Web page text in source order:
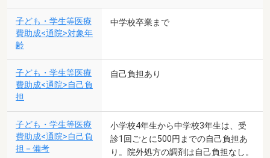
子ども・学生等医療
費助成<通院>対象年
齢
中学校卒業まで
子ども・学生等医療
費助成<通院>自己負
担
自己負担あり
子ども・学生等医療
費助成<通院>自己負
担－備考
小学校4年生から中学校3年生は、受
診1回ごとに500円までの自己負担あ
り。院外処方の調剤は自己負担なし。